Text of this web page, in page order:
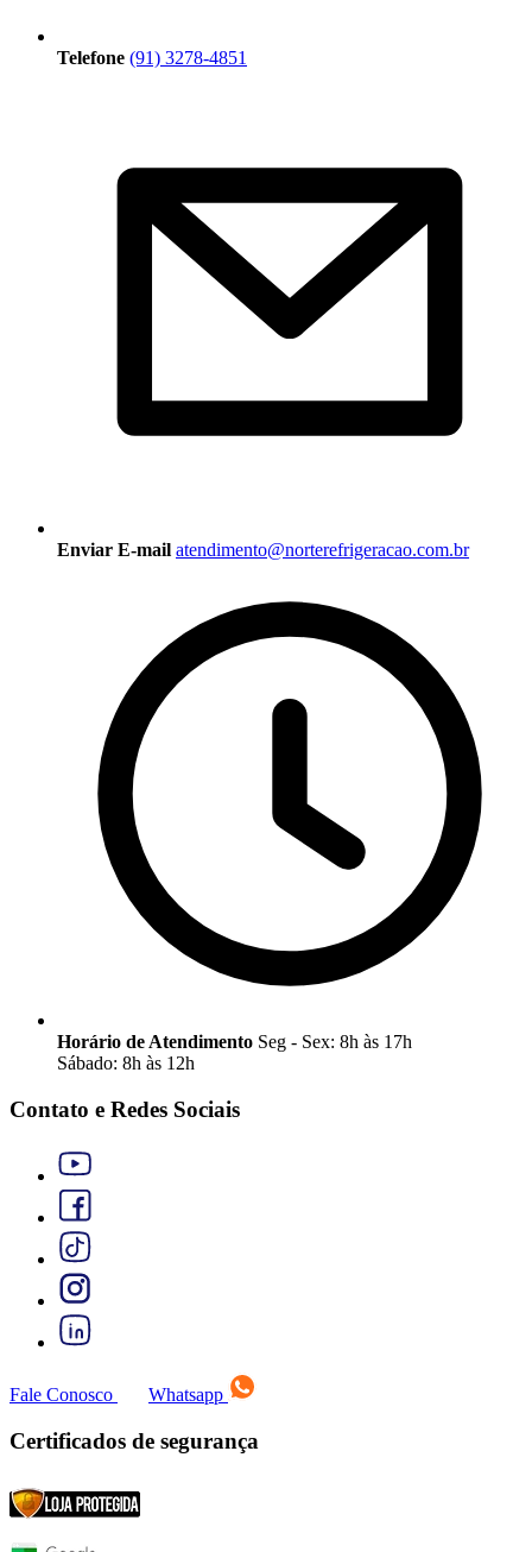
Telefone (91) 3278-4851
Enviar E-mail atendimento@norterefrigeracao.com.br
Horário de Atendimento Seg - Sex: 8h às 17h
Sábado: 8h às 12h
Contato e Redes Sociais
Fale Conosco Whatsapp
Certificados de segurança